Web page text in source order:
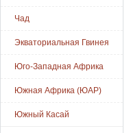
Чад
Экваториальная Гвинея
Юго-Западная Африка
Южная Африка (ЮАР)
Южный Касай